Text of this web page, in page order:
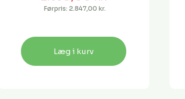
Førpris: 2.847,00 kr.
Læg i kurv